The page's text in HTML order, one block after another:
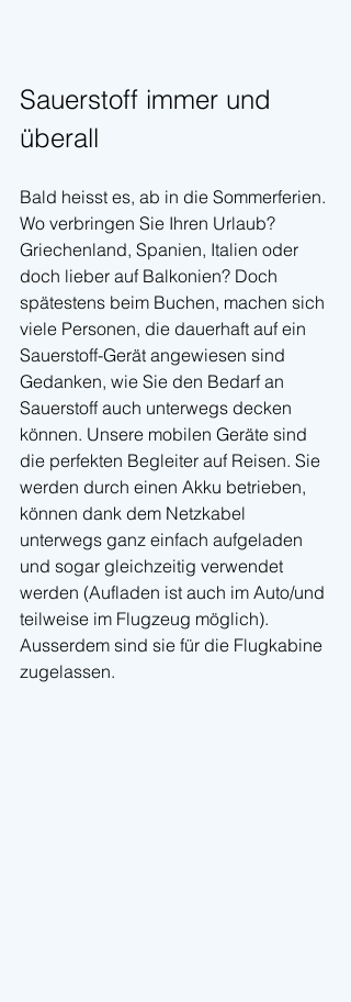
Sauerstoff immer und
überall
Bald heisst es, ab in die Sommerferien.
Wo verbringen Sie Ihren Urlaub?
Griechenland, Spanien, Italien oder
doch lieber auf Balkonien? Doch
spätestens beim Buchen, machen sich
viele Personen, die dauerhaft auf ein
Sauerstoff-Gerät angewiesen sind
Gedanken, wie Sie den Bedarf an
Sauerstoff auch unterwegs decken
können. Unsere mobilen Geräte sind
die perfekten Begleiter auf Reisen. Sie
werden durch einen Akku betrieben,
können dank dem Netzkabel
unterwegs ganz einfach aufgeladen
und sogar gleichzeitig verwendet
werden (Aufladen ist auch im Auto/und
teilweise im Flugzeug möglich).
Ausserdem sind sie für die Flugkabine
zugelassen.